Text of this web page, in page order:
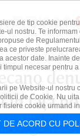
în faţa
de tip cookie
ul nostru. Te
de
ce priveste
acestor date. Inainte
timpul necesar pentru
pe Website-ul nostru
de Cookie. Nu
fisiere cookie urmand
DE ACORD CU